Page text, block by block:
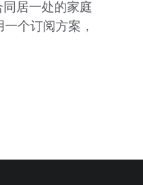
居一处的家庭
个订阅方案，